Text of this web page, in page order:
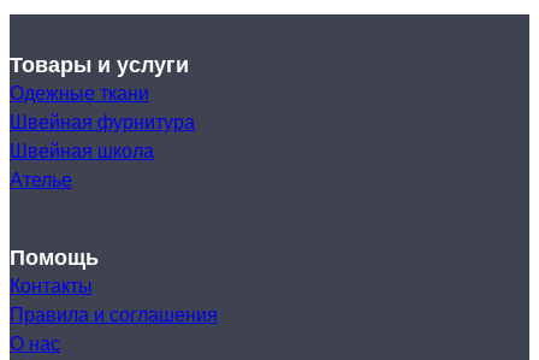
Товары и услуги
Одежные ткани
Швейная фурнитура
Швейная школа
Ателье
Помощь
Контакты
Правила и соглашения
О нас